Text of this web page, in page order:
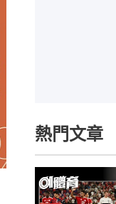
熱門文章